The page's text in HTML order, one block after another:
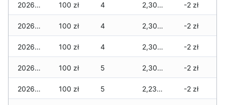
2026-08-07 100 zł 4 2,300 zł -2 zł
2026-08-06 100 zł 4 2,300 zł -2 zł
2026-08-05 100 zł 4 2,300 zł -2 zł
2026-08-04 100 zł 5 2,300 zł -2 zł
2026-08-03 100 zł 5 2,230 zł -2 zł